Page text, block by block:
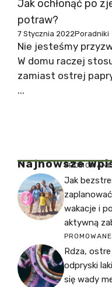
Jak ochłonąć po
potraw?
7 Stycznia 2022Poradniki
Nie jesteśmy
W domu raczej
zamiast ostrej
...
NajnowszePROMOWANE
Jak
wakacje i
aktywną
PROMOWANE
Rdza,
odpryski
się wady